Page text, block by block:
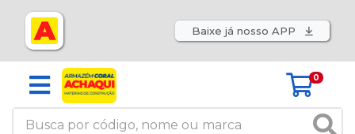
Baixe já nosso APP
0